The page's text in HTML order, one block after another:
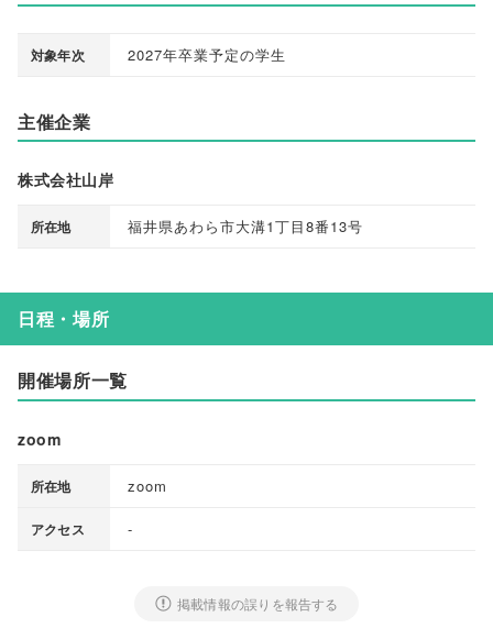
対象年次 2027年卒業予定の学生
主催企業
株式会社山岸
所在地 福井県あわら市大溝1丁目8番13号
日程・場所
開催場所一覧
zoom
所在地 zoom
アクセス -
掲載情報の誤りを報告する